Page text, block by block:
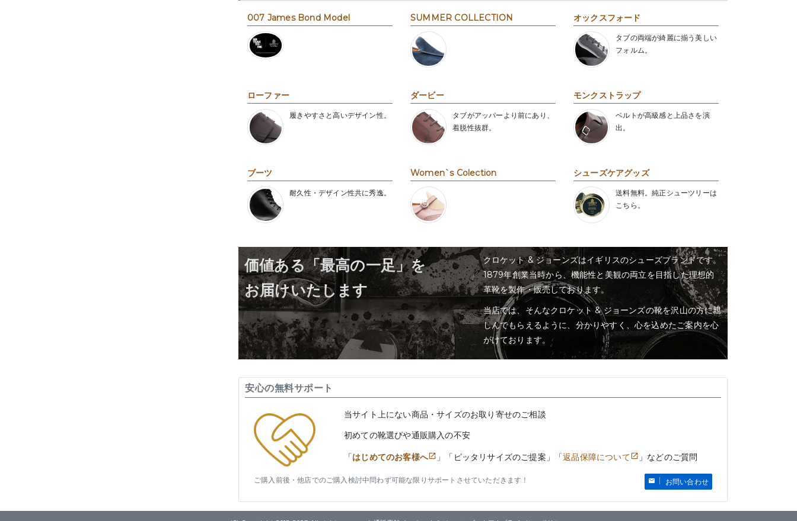
007 James Bond Model SUMMER COLLECTION オックスフォード
タブの両端が綺麗に揃う美しい
フォルム。
ローファー
履きやすさと高いデザイン性。
ダービー
タブがアッパーより前にあり、
着脱性抜群。
モンクストラップ
ベルトが高級感と上品さを演
出。
ブーツ
耐久性・デザイン性共に秀逸。
Women`s Colection シューズケアグッズ
送料無料。純正シューツリーは
こちら。
価値ある「最高の一足」を
お届けいたします
クロケット & ジョーンズはイギリスのシューズブランドです。
1879年創業当時から、機能性と美観の両立を目指した理想的
革靴を製作・販売しております。
当店では、そんなクロケット & ジョーンズの靴を沢山の方に親
しんでもらえるように、分かりやすく、心を込めたご案内を心
がけております。
安心の無料サポート
当サイト上にない商品・サイズのお取り寄せのご相談
初めての靴選びや通販購入の不安
「はじめてのお客様へ 」「ピッタリサイズのご提案」「返品保障について 」などのご質問
ご購入前後・他店でのご購入検討中問わず可能な限りサポートさせていただきます！ お問い合わせ